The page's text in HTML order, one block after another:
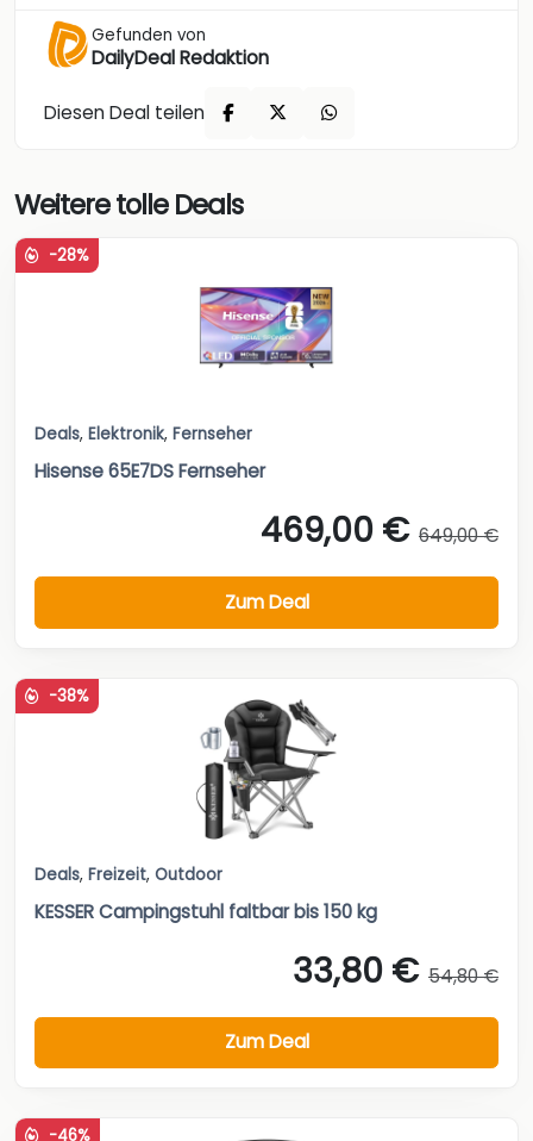
Gefunden von
DailyDeal Redaktion
Diesen Deal teilen
Weitere tolle Deals
-28%
Deals, Elektronik, Fernseher
Hisense 65E7DS Fernseher
469,00 € 649,00 €
Zum Deal
-38%
Deals, Freizeit, Outdoor
KESSER Campingstuhl faltbar bis 150 kg
33,80 € 54,80 €
Zum Deal
-46%